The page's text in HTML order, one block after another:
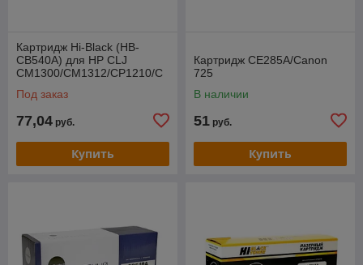
Картридж Hi-Black (HB-
CB540A) для HP CLJ
CM1300/CM1312/CP1210/C
Под заказ
77,04 руб.
Купить
Картридж CE285A/Canon
725
В наличии
51 руб.
Купить